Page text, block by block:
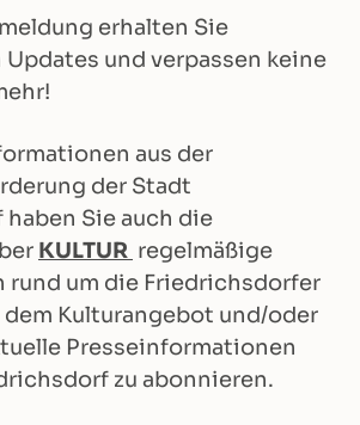
erhalten Sie
und verpassen keine
aus der
der Stadt
Sie auch die
KULTUR regelmäßige
rund um die Friedrichsdorfer
Kulturangebot und/oder
Presseinformationen
zu abonnieren.